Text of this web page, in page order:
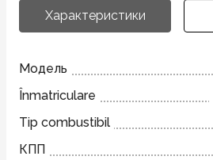
Характеристики
Модель
Înmatriculare
Tip combustibil
КПП